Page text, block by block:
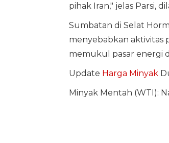
pihak Iran," jelas Parsi,
Sumbatan di Selat
menyebabkan aktivitas
memukul pasar energi
Update Harga Minyak
Minyak Mentah (WTI):